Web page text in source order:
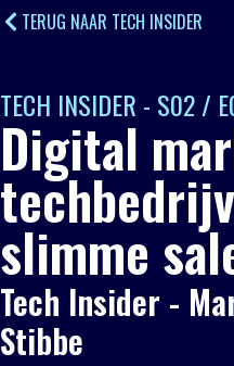
TERUG NAAR TECH INSIDER
TECH INSIDER - S02 /
Digital
slimme
Tech Insider -
Stibbe